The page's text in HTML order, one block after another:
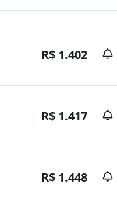
R$ 1.402
R$ 1.417
R$ 1.448